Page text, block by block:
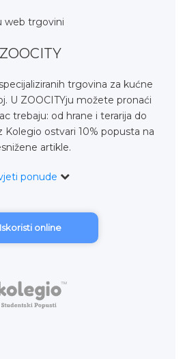
web trgovini
ZOOCITY
trgovina za kućne
U ZOOCITYju možete pronaći
trebaju: od hrane i terarija do
Kolegio ostvari 10% popusta na
artikle.
ponude
Iskoristi online